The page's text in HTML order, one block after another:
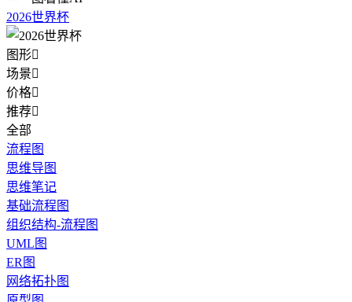
2026世界杯
图形
场景
价格
推荐
全部
流程图
思维导图
思维笔记
基础流程图
组织结构-流程图
UML图
ER图
网络拓扑图